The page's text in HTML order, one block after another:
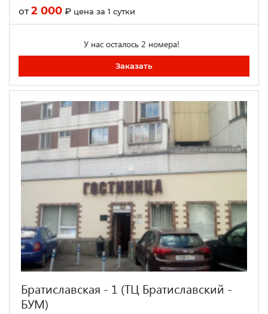
от2 000 ₽ цена за 1 сутки
У нас осталось 2 номера!
Заказать
Братиславская - 1 (ТЦ Братиславский -
БУМ)